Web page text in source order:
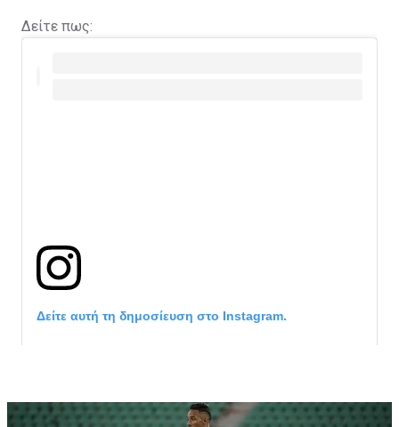
Δείτε πως:
Δείτε αυτή τη δημοσίευση στο Instagram.